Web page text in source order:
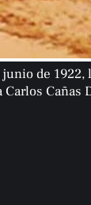
de
Carlos Cañas